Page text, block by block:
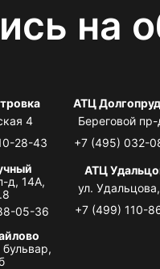
на
4
28-43
АТЦ
Береговой
+7 (495) 032-
д, 14А,
05-36
АТЦ
ул.
+7 (499) 110-